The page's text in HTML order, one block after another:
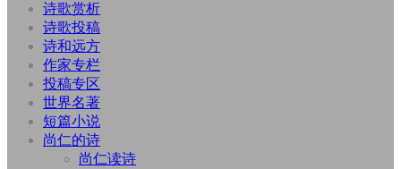
诗歌赏析
诗歌投稿
诗和远方
作家专栏
投稿专区
世界名著
短篇小说
尚仁的诗
尚仁读诗